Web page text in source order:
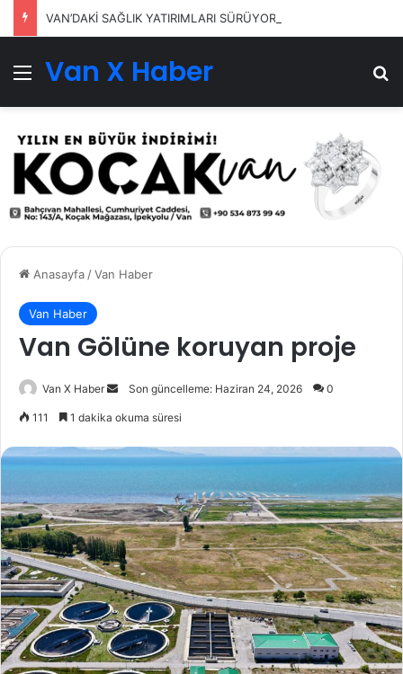
VAN’DAKİ SAĞLIK YATIRIMLARI SÜRÜYOR
Menü
Van X Haber
Anasayfa/Van Haber
Van Haber
Van Gölüne koruyan proje
Van X Haber
Bir
göndermek
Son güncelleme: Haziran 24, 2026 0
111 1 dakika okuma süresi